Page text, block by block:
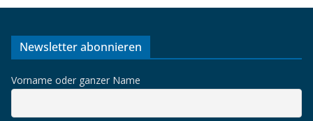
Newsletter abonnieren
Vorname oder ganzer Name